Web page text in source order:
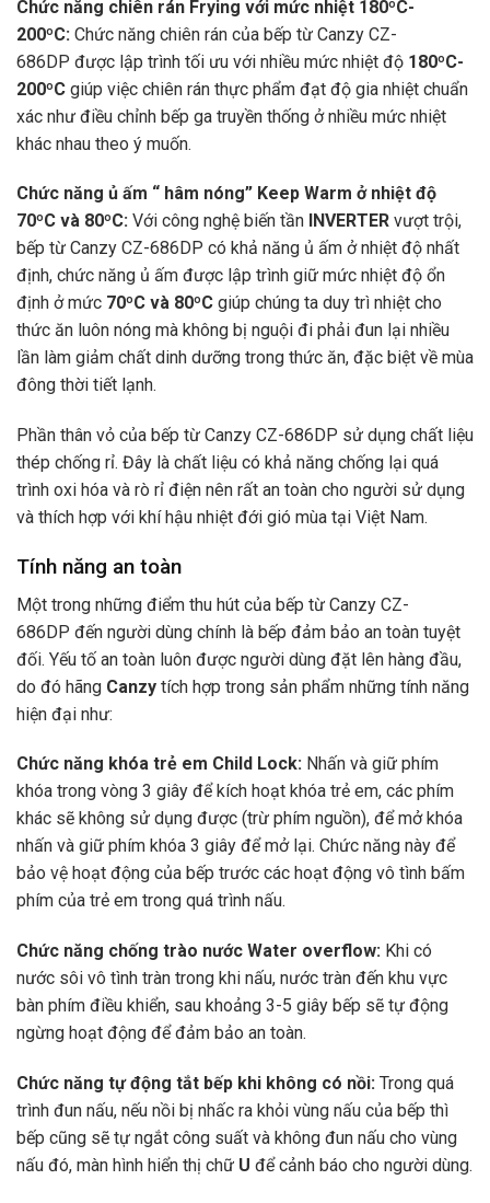
Chức năng chiên rán Frying với mức nhiệt 180ºC-
200ºC: Chức năng chiên rán của bếp từ Canzy CZ-
686DP được lập trình tối ưu với nhiều mức nhiệt độ 180ºC-
200ºC giúp việc chiên rán thực phẩm đạt độ gia nhiệt chuẩn
xác như điều chỉnh bếp ga truyền thống ở nhiều mức nhiệt
khác nhau theo ý muốn.
Chức năng ủ ấm “ hâm nóng” Keep Warm ở nhiệt độ
70ºC và 80ºC: Với công nghệ biến tần INVERTER vượt trội,
bếp từ Canzy CZ-686DP có khả năng ủ ấm ở nhiệt độ nhất
định, chức năng ủ ấm được lập trình giữ mức nhiệt độ ổn
định ở mức 70ºC và 80ºC giúp chúng ta duy trì nhiệt cho
thức ăn luôn nóng mà không bị nguội đi phải đun lại nhiều
lần làm giảm chất dinh dưỡng trong thức ăn, đặc biệt về mùa
đông thời tiết lạnh.
Phần thân vỏ của bếp từ Canzy CZ-686DP sử dụng chất liệu
thép chống rỉ. Đây là chất liệu có khả năng chống lại quá
trình oxi hóa và rò rỉ điện nên rất an toàn cho người sử dụng
và thích hợp với khí hậu nhiệt đới gió mùa tại Việt Nam.
Tính năng an toàn
Một trong những điểm thu hút của bếp từ Canzy CZ-
686DP đến người dùng chính là bếp đảm bảo an toàn tuyệt
đối. Yếu tố an toàn luôn được người dùng đặt lên hàng đầu,
do đó hãng Canzy tích hợp trong sản phẩm những tính năng
hiện đại như:
Chức năng khóa trẻ em Child Lock: Nhấn và giữ phím
khóa trong vòng 3 giây để kích hoạt khóa trẻ em, các phím
khác sẽ không sử dụng được (trừ phím nguồn), để mở khóa
nhấn và giữ phím khóa 3 giây để mở lại. Chức năng này để
bảo vệ hoạt động của bếp trước các hoạt động vô tình bấm
phím của trẻ em trong quá trình nấu.
Chức năng chống trào nước Water overflow: Khi có
nước sôi vô tình tràn trong khi nấu, nước tràn đến khu vực
bàn phím điều khiển, sau khoảng 3-5 giây bếp sẽ tự động
ngừng hoạt động để đảm bảo an toàn.
Chức năng tự động tắt bếp khi không có nồi: Trong quá
trình đun nấu, nếu nồi bị nhấc ra khỏi vùng nấu của bếp thì
bếp cũng sẽ tự ngắt công suất và không đun nấu cho vùng
nấu đó, màn hình hiển thị chữ U để cảnh báo cho người dùng.